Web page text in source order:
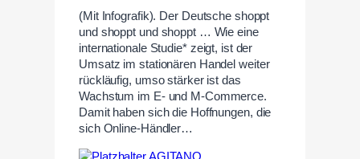
(Mit Infografik). Der Deutsche shoppt
und shoppt und shoppt … Wie eine
internationale Studie* zeigt, ist der
Umsatz im stationären Handel weiter
rückläufig, umso stärker ist das
Wachstum im E- und M-Commerce.
Damit haben sich die Hoffnungen, die
sich Online-Händler…